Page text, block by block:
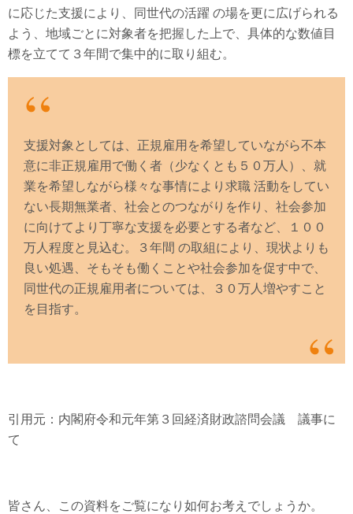
に応じた支援により、同世代の活躍 の場を更に広げられる
よう、地域ごとに対象者を把握した上で、具体的な数値目
標を立てて３年間で集中的に取り組む。
支援対象としては、正規雇用を希望していながら不本
意に非正規雇用で働く者（少なくとも５０万人）、就
業を希望しながら様々な事情により求職 活動をしてい
ない長期無業者、社会とのつながりを作り、社会参加
に向けてより丁寧な支援を必要とする者など、１００
万人程度と見込む。３年間 の取組により、現状よりも
良い処遇、そもそも働くことや社会参加を促す中で、
同世代の正規雇用者については、３０万人増やすこと
を目指す。
引用元：内閣府令和元年第３回経済財政諮問会議 議事に
て
皆さん、この資料をご覧になり如何お考えでしょうか。